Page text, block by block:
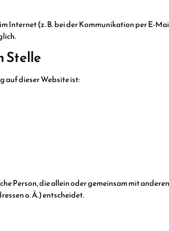
Internet (z. B. bei der Kommunikation per E-
Stelle
auf dieser Website ist:
Person, die allein oder gemeinsam mit
o. Ä.) entscheidet.